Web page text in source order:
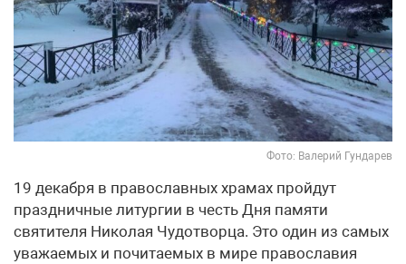
Фото: Валерий Гундарев
19 декабря в православных храмах пройдут
праздничные литургии в честь Дня памяти
святителя Николая Чудотворца. Это один из самых
уважаемых и почитаемых в мире православия